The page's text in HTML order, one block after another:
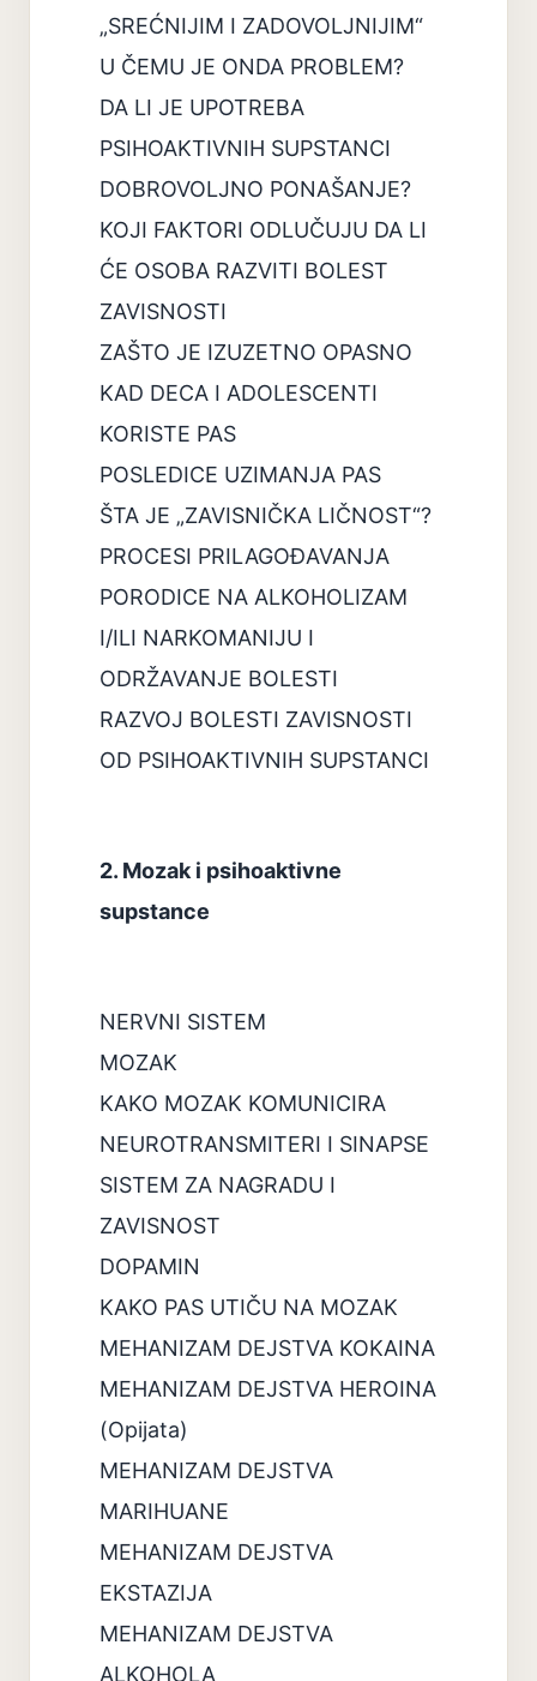
„SREĆNIJIM I ZADOVOLJNIJIM“
U ČEMU JE ONDA PROBLEM?
DA LI JE UPOTREBA
PSIHOAKTIVNIH SUPSTANCI
DOBROVOLJNO PONAŠANJE?
KOJI FAKTORI ODLUČUJU DA LI
ĆE OSOBA RAZVITI BOLEST
ZAVISNOSTI
ZAŠTO JE IZUZETNO OPASNO
KAD DECA I ADOLESCENTI
KORISTE PAS
POSLEDICE UZIMANJA PAS
ŠTA JE „ZAVISNIČKA LIČNOST“?
PROCESI PRILAGOĐAVANJA
PORODICE NA ALKOHOLIZAM
I/ILI NARKOMANIJU I
ODRŽAVANJE BOLESTI
RAZVOJ BOLESTI ZAVISNOSTI
OD PSIHOAKTIVNIH SUPSTANCI
2. Mozak i psihoaktivne
supstance
NERVNI SISTEM
MOZAK
KAKO MOZAK KOMUNICIRA
NEUROTRANSMITERI I SINAPSE
SISTEM ZA NAGRADU I
ZAVISNOST
DOPAMIN
KAKO PAS UTIČU NA MOZAK
MEHANIZAM DEJSTVA KOKAINA
MEHANIZAM DEJSTVA HEROINA
(Opijata)
MEHANIZAM DEJSTVA
MARIHUANE
MEHANIZAM DEJSTVA
EKSTAZIJA
MEHANIZAM DEJSTVA
ALKOHOLA